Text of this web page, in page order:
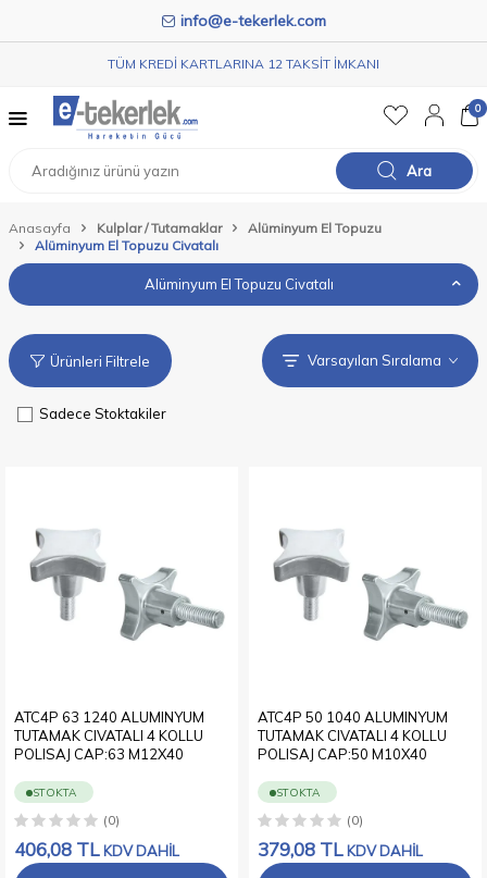
info@e-tekerlek.com
TÜM KREDİ KARTLARINA 12 TAKSİT İMKANI
Ara
0
Anasayfa Kulplar / Tutamaklar
Alüminyum El Topuzu
Alüminyum El Topuzu Civatalı
Alüminyum El Topuzu Civatalı
Ürünleri Filtrele
Sadece Stoktakiler
ATC4P 63 1240 ALUMINYUM
TUTAMAK CIVATALI 4 KOLLU
POLISAJ CAP:63 M12X40
STOKTA
(0)
406,08 TL KDV DAHİL
ATC4P 50 1040 ALUMINYUM
TUTAMAK CIVATALI 4 KOLLU
POLISAJ CAP:50 M10X40
STOKTA
(0)
379,08 TL KDV DAHİL